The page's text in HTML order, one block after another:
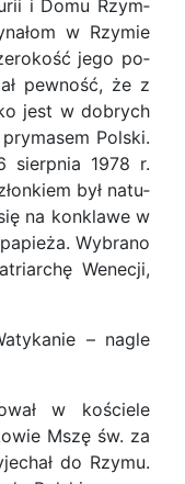
i Domu Rzym­
w Rzymie
jego po­
pewność, że z
jest w dobrych
Polski.
sierpnia 1978 r.
był natu­
na konklawe w
Wybrano
Wenecji,
– na­gle
w kościele
Mszę św. za
do Rzymu.